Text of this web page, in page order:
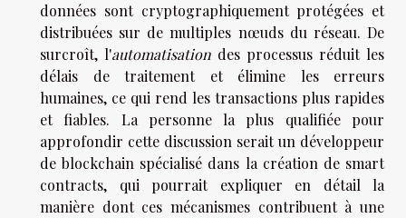
données sont cryptographiquement protégées et
distribuées sur de multiples nœuds du réseau. De
surcroît, l'automatisation des processus réduit les
délais de traitement et élimine les erreurs
humaines, ce qui rend les transactions plus rapides
et fiables. La personne la plus qualifiée pour
approfondir cette discussion serait un développeur
de blockchain spécialisé dans la création de smart
contracts, qui pourrait expliquer en détail la
manière dont ces mécanismes contribuent à une